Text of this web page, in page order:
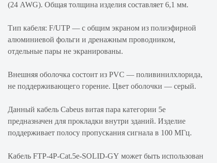
(24 AWG). Общая толщина изделия составляет 6,1 мм.
Тип кабеля: F/UTP — с общим экраном из полиэфирной
алюминиевой фольги и дренажным проводником,
отдельные пары не экранированы.
Внешняя оболочка состоит из PVC — поливинилхлорида,
не поддерживающего горение. Цвет оболочки — серый.
Данный кабель Cabeus витая пара категории 5е
предназначен для прокладки внутри зданий. Изделие
поддерживает полосу пропускания сигнала в 100 МГц.
Кабель FTP-4P-Cat.5e-SOLID-GY может быть использован